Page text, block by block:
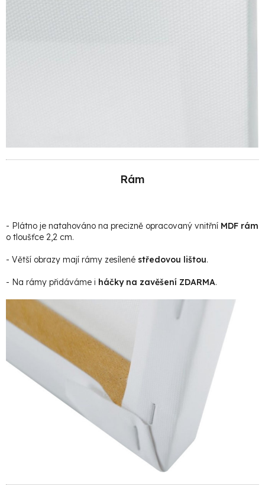
Rám
- Plátno je natahováno na precizně opracovaný vnitřní MDF rám
o tloušťce 2,2 cm.
- Větší obrazy mají rámy zesílené středovou lištou.
- Na rámy přidáváme i háčky na zavěšení ZDARMA.